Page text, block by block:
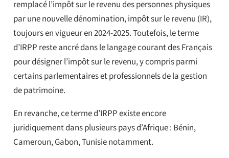
remplacé l’impôt sur le revenu des personnes physiques
par une nouvelle dénomination, impôt sur le revenu (IR),
toujours en vigueur en 2024-2025. Toutefois, le terme
d’IRPP reste ancré dans le langage courant des Français
pour désigner l’impôt sur le revenu, y compris parmi
certains parlementaires et professionnels de la gestion
de patrimoine.
En revanche, ce terme d’IRPP existe encore
juridiquement dans plusieurs pays d’Afrique : Bénin,
Cameroun, Gabon, Tunisie notamment.